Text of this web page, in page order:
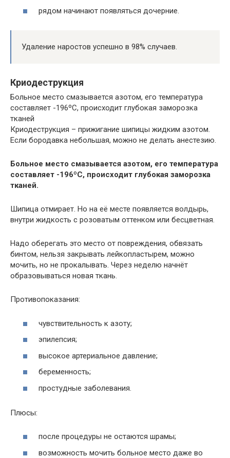
рядом начинают появляться дочерние.
Удаление наростов успешно в 98% случаев.
Криодеструкция
Больное место смазывается азотом, его температура
составляет -196ºС, происходит глубокая заморозка
тканей
Криодеструкция – прижигание шипицы жидким азотом.
Если бородавка небольшая, можно не делать анестезию.
Больное место смазывается азотом, его температура
составляет -196ºС, происходит глубокая заморозка
тканей.
Шипица отмирает. Но на её месте появляется волдырь,
внутри жидкость с розоватым оттенком или бесцветная.
Надо оберегать это место от повреждения, обвязать
бинтом, нельзя закрывать лейкопластырем, можно
мочить, но не прокалывать. Через неделю начнёт
образовываться новая ткань.
Противопоказания:
чувствительность к азоту;
эпилепсия;
высокое артериальное давление;
беременность;
простудные заболевания.
Плюсы:
после процедуры не остаются шрамы;
возможность мочить больное место даже во